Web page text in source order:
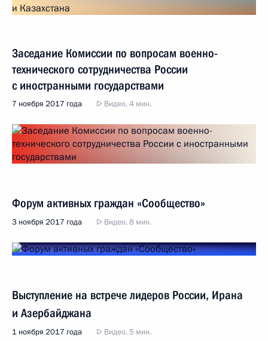
Заседание Комиссии по вопросам военно-
технического сотрудничества России
с иностранными государствами
7 ноября 2017 года Видео, 4 мин.
Форум активных граждан «Сообщество»
3 ноября 2017 года Видео, 8 мин.
Выступление на встрече лидеров России, Ирана
и Азербайджана
1 ноября 2017 года Видео, 5 мин.